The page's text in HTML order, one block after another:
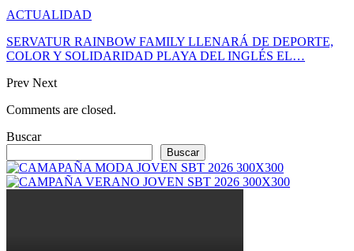
ACTUALIDAD
SERVATUR RAINBOW FAMILY LLENARÁ DE DEPORTE,
COLOR Y SOLIDARIDAD PLAYA DEL INGLÉS EL…
Prev Next
Comments are closed.
Buscar
Buscar